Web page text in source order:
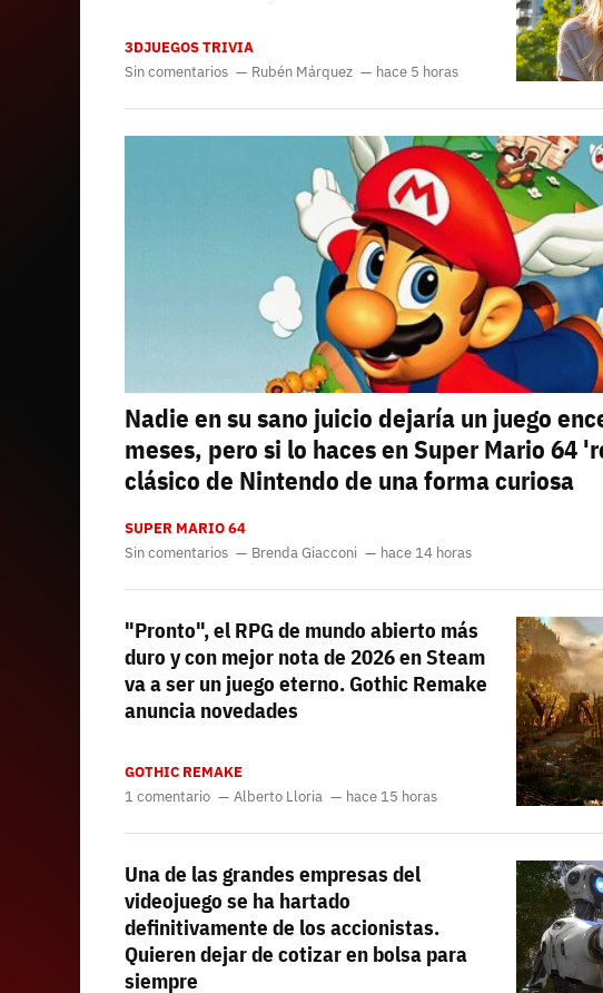
3DJUEGOS TRIVIA
Sin comentarios
Rubén Márquez hace 5 horas
Nadie en su sano juicio dejaría un juego
meses, pero si lo haces en Super Mario 64
clásico de Nintendo de una forma curiosa
SUPER MARIO 64
Sin comentarios
Brenda Giacconi hace 14 horas
"Pronto", el RPG de mundo abierto más
duro y con mejor nota de 2026 en Steam
va a ser un juego eterno. Gothic Remake
anuncia novedades
GOTHIC REMAKE
1 comentario
Alberto Lloria hace 15 horas
Una de las grandes empresas del
videojuego se ha hartado
definitivamente de los accionistas.
Quieren dejar de cotizar en bolsa para
siempre